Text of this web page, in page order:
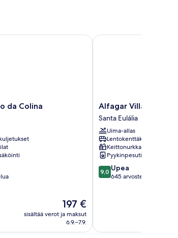
da Colina
Hinta
on
197 €
197 €
sisältää verot ja maksut
6.9.–7.9.
Colina
Alfagar
Village
Santa
Eulália
Alfagar Village
Santa Eulália
Uima-allas
Lentokenttäkuljetukset
Keittonurkkaus
Pyykinpesutilat
9.0
kautta
9,0 Upea
645 arvostelua
Alfagar Village